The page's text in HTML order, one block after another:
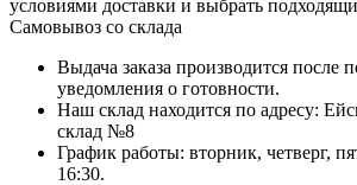
условиями доставки и выбрать
Самовывоз со склада
Выдача заказа производится после
уведомления о готовности.
Наш склад находится по адресу:
склад №8
График работы: вторник, четверг,
16:30.